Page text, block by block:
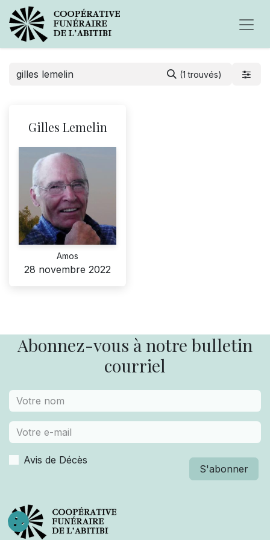
(1 trouvés)
Gilles Lemelin
Amos
28 novembre 2022
Abonnez-vous à notre bulletin
courriel
Avis de Décès
S'abonner